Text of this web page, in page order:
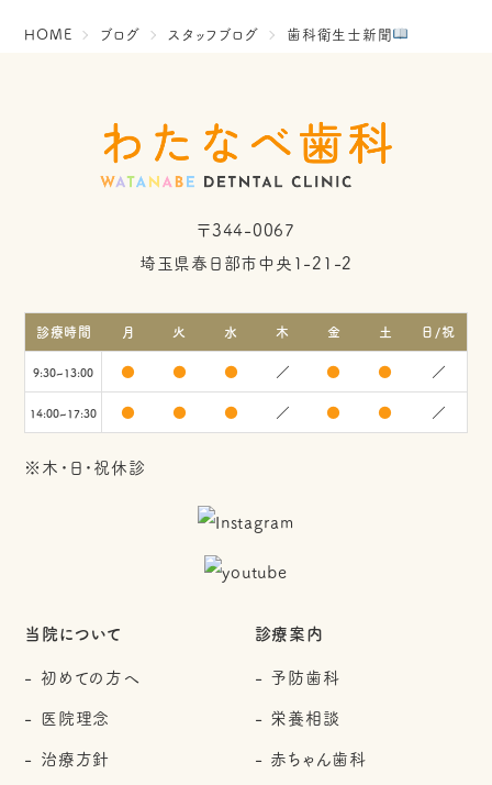
HOME ブログ スタッフブログ 歯科衛生士新聞
〒344-0067
埼玉県春日部市中央1-21-2
診療時間 月 火 水 木 金 土 日/祝
9:30~13:00 ● ● ● ／ ● ● ／
14:00~17:30 ● ● ● ／ ● ● ／
※木・日・祝休診
当院について
初めての方へ
医院理念
治療方針
診療案内
予防歯科
栄養相談
赤ちゃん歯科